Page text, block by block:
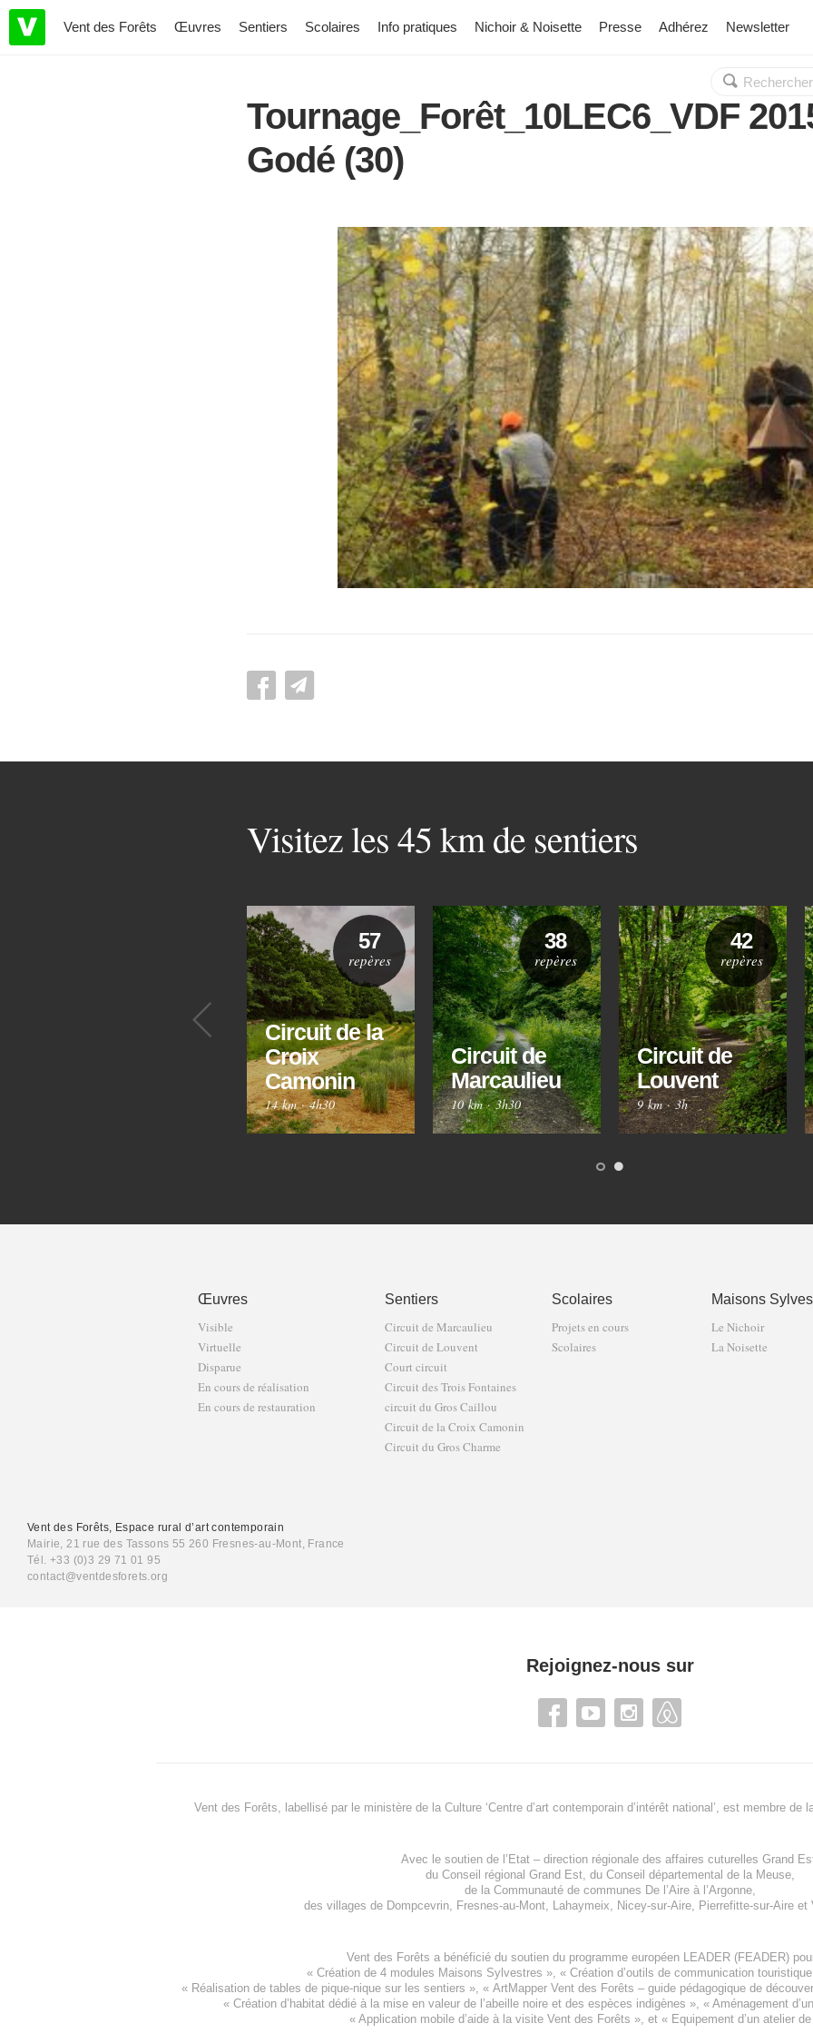
Vent des Forêts Œuvres Sentiers Scolaires Info pratiques Nichoir & Noisette Presse Adhérez Newsletter
Rechercher :
OK
Tournage_Forêt_10LEC6_VDF
Godé (30)
Visitez les 45 km de sentiers
Précédent
Circuit de la
Croix
Camonin
14 km·4h30
57
repères
Circuit de
Marcaulieu
10 km·3h30
38
repères
Circuit de
Louvent
9 km·3h
42
repères
Œuvres
Visible
Virtuelle
Disparue
En cours de réalisation
En cours de restauration
Sentiers
Circuit de Marcaulieu
Circuit de Louvent
Court circuit
Circuit des Trois Fontaines
circuit du Gros Caillou
Circuit de la Croix Camonin
Circuit du Gros Charme
Scolaires
Projets en cours
Scolaires
Maisons
Le Nichoir
La Noisette
Vent des Forêts, Espace rural d’art contemporain
Mairie, 21 rue des Tassons 55 260 Fresnes-au-Mont, France
Tél. +33 (0)3 29 71 01 95
contact@ventdesforets.org
Rejoignez-nous sur
Vent des Forêts, labellisé par le ministère de la Culture ‘Centre d’art contemporain d’intérêt national’, est membre de
Avec le soutien de l’ Etat – direction régionale des affaires cuturelles Grand
du Conseil régional Grand Est, du Conseil départemental de la Meuse,
de la Communauté de communes De l’Aire à l’Argonne,
des villages de Dompcevrin, Fresnes-au-Mont, Lahaymeix, Nicey-sur-Aire, Pierrefitte-sur-Aireet
Vent des Forêts a bénéficié du soutien du programme européen LEADER (FEADER)
« Création de 4 modules Maisons Sylvestres », « Création d’outils de communication
« Réalisation de tables de pique-nique sur les sentiers », « ArtMapper Vent des Forêts – guide pédagogique de
« Création d’habitat dédié à la mise en valeur de l’abeille noire et des espèces indigènes », « Aménagement
« Application mobile d’aide à la visite Vent des Forêts », et « Equipement d’un atelier